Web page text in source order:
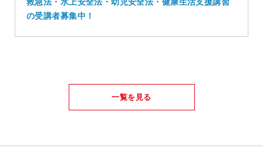
の受講者募集中！
一覧を見る